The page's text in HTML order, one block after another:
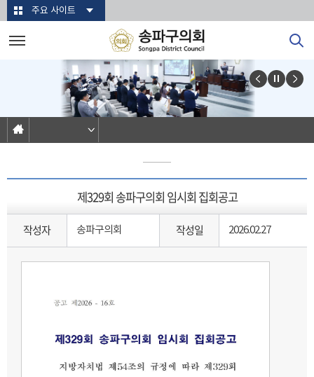
본문바로가기주요 사이트
제329회 송파구의회 임시회 집회공고
작성자 송파구의회 작성일 2026.02.27